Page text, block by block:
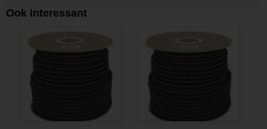
Ook interessant